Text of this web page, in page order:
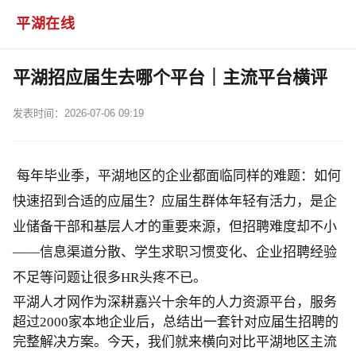
平湖在线
平湖招应届生去哪个平台｜主流平台横评
发表时间：2026-07-06 09:19
每年毕业季，平湖地区的企业都面临同样的难题：如何
快速招到合适的应届生？应届生群体年轻有活力，是企
业储备干部和基层人才的重要来源，但招聘难度却不小
——信息渠道分散、学生求职习惯变化、企业招聘经验
不足等问题让很多HR头疼不已。
平湖人才网作为深耕嘉兴十余年的人力资源平台，服务
超过2000家本地企业后，总结出一套针对应届生招聘的
完整解决方案。今天，我们就来横向对比平湖地区主流